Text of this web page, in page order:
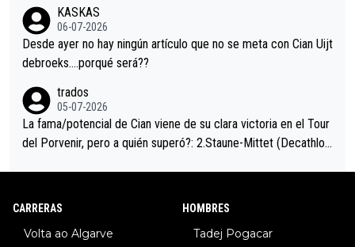
eta, a ver si por querer poner a Del Toro con calzador en posi
ción de podio UAE y Pojacar se van complicar el tour.
KASKAS
06-07-2026
Desde ayer no hay ningún artículo que no se meta con Cian Uijt
debroeks….porqué será??
trados
05-07-2026
La fama/potencial de Cian viene de su clara victoria en el Tour
del Porvenir, pero a quién superó?: 2.Staune-Mittet (Decathlon,
CARRERAS
Volta ao Algarve
HOMBRES
Tadej Pogacar